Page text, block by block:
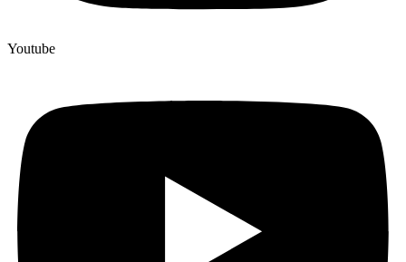
Youtube